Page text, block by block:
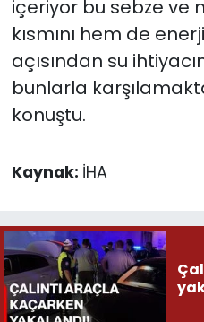
içeriyor bu sebze ve
kısmını hem de
açısından su
bunlarla
konuştu.
Kaynak: İHA